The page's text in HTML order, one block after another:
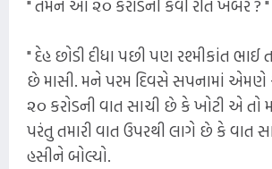
" તમને આ ૨૦ કરોડની કેવી રીતે ખબર ?
" દેહ છોડી દીધા પછી પણ રશ્મીકાંત ભાઈ
છે માસી. મને પરમ દિવસે સપનામાં
૨૦ કરોડની વાત સાચી છે કે ખોટી એ
પરંતુ તમારી વાત ઉપરથી લાગે છે કે વાત
હસીને બોલ્યો.